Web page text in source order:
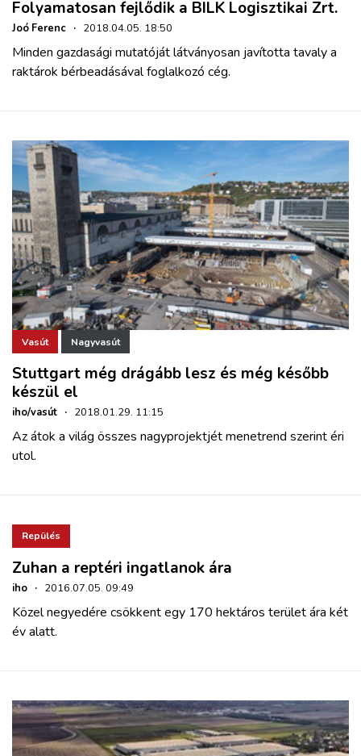
Folyamatosan fejlődik a BILK Logisztikai Zrt.
Joó Ferenc · 2018.04.05. 18:50
Minden gazdasági mutatóját látványosan javította tavaly a
raktárok bérbeadásával foglalkozó cég.
Vasút Nagyvasút
Stuttgart még drágább lesz és még később
készül el
iho/vasút · 2018.01.29. 11:15
Az átok a világ összes nagyprojektjét menetrend szerint éri
utol.
Repülés
Zuhan a reptéri ingatlanok ára
iho · 2016.07.05. 09:49
Közel negyedére csökkent egy 170 hektáros terület ára két
év alatt.